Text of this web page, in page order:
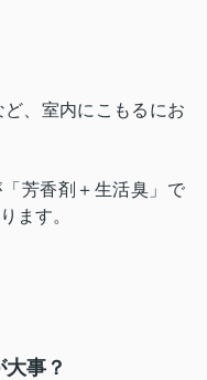
、室内にこもるにお
芳香剤＋生活臭」で
ます。
事？